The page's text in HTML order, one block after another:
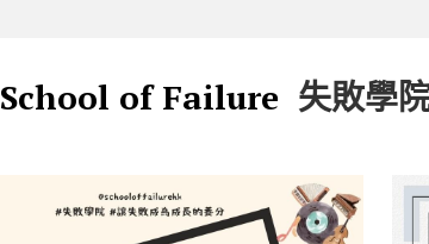
School of Failure 失敗學